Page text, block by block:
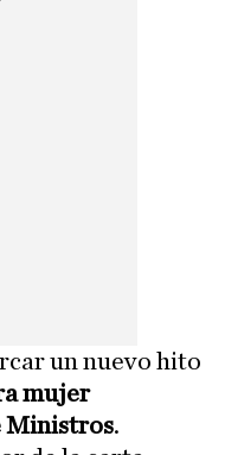
un nuevo hito
mujer
Ministros.